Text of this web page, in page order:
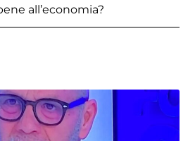
all’economia?